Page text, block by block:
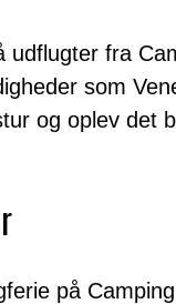
udflugter fra
som
og oplev det
på